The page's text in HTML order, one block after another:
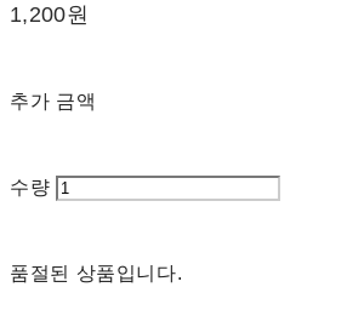
1,200원
추가 금액
수량
품절된 상품입니다.